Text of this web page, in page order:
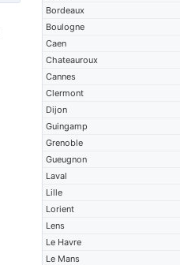
Bordeaux
Boulogne
Caen
Chateauroux
Cannes
Clermont
Dijon
Guingamp
Grenoble
Gueugnon
Laval
Lille
Lorient
Lens
Le Havre
Le Mans